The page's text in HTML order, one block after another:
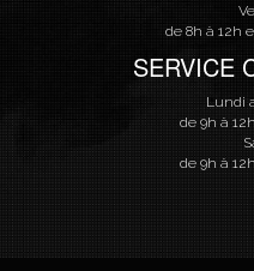
de 8h à 12h
SERVICE
Lundi
de 9h à
de 9h à